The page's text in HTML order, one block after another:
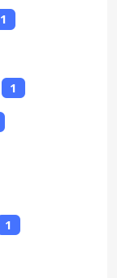
1
1
1